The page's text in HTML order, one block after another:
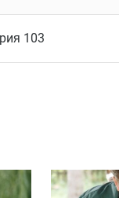
103